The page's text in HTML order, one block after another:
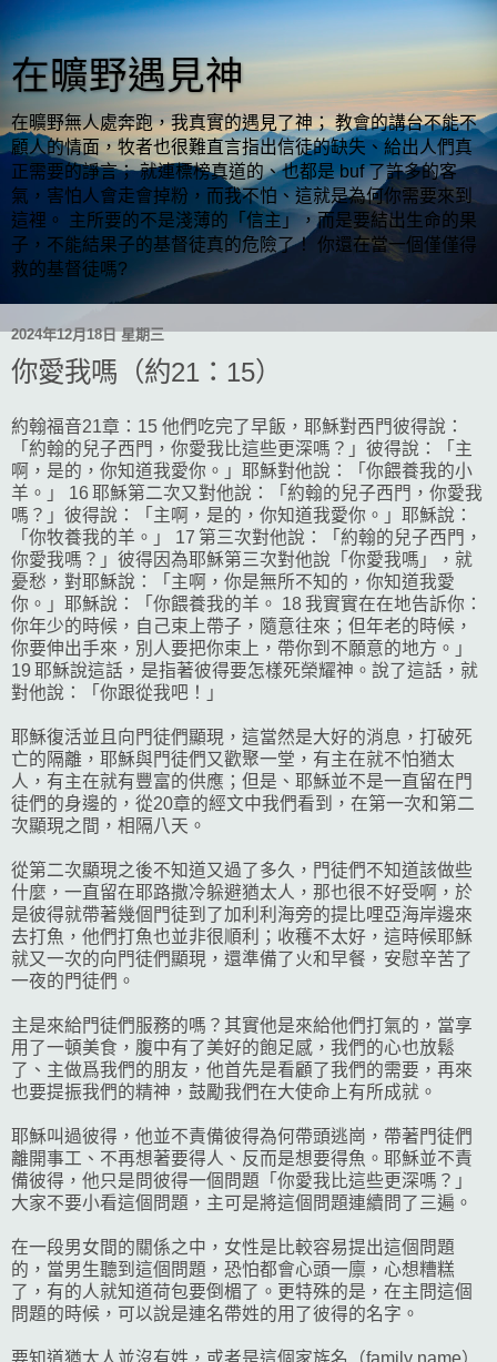
在曠野遇見神
在曠野無人處奔跑，我真實的遇見了神； 教會的講台不能不
顧人的情面，牧者也很難直言指出信徒的缺失、給出人們真
正需要的諍言； 就連標榜真道的、也都是 buf 了許多的客
氣，害怕人會走會掉粉，而我不怕、這就是為何你需要來到
這裡。 主所要的不是淺薄的「信主」，而是要結出生命的果
子，不能結果子的基督徒真的危險了！ 你還在當一個僅僅得
救的基督徒嗎?
2024年12月18日 星期三
你愛我嗎（約21：15）
約翰福音21章：15 他們吃完了早飯，耶穌對西門彼得說：
「約翰的兒子西門，你愛我比這些更深嗎？」彼得說：「主
啊，是的，你知道我愛你。」耶穌對他說：「你餵養我的小
羊。」 16 耶穌第二次又對他說：「約翰的兒子西門，你愛我
嗎？」彼得說：「主啊，是的，你知道我愛你。」耶穌說：
「你牧養我的羊。」 17 第三次對他說：「約翰的兒子西門，
你愛我嗎？」彼得因為耶穌第三次對他說「你愛我嗎」，就
憂愁，對耶穌說：「主啊，你是無所不知的，你知道我愛
你。」耶穌說：「你餵養我的羊。 18 我實實在在地告訴你：
你年少的時候，自己束上帶子，隨意往來；但年老的時候，
你要伸出手來，別人要把你束上，帶你到不願意的地方。」
19 耶穌說這話，是指著彼得要怎樣死榮耀神。說了這話，就
對他說：「你跟從我吧！」
耶穌復活並且向門徒們顯現，這當然是大好的消息，打破死
亡的隔離，耶穌與門徒們又歡聚一堂，有主在就不怕猶太
人，有主在就有豐富的供應；但是、耶穌並不是一直留在門
徒們的身邊的，從20章的經文中我們看到，在第一次和第二
次顯現之間，相隔八天。
從第二次顯現之後不知道又過了多久，門徒們不知道該做些
什麼，一直留在耶路撒冷躲避猶太人，那也很不好受啊，於
是彼得就帶著幾個門徒到了加利利海旁的提比哩亞海岸邊來
去打魚，他們打魚也並非很順利；收穫不太好，這時候耶穌
就又一次的向門徒們顯現，還準備了火和早餐，安慰辛苦了
一夜的門徒們。
主是來給門徒們服務的嗎？其實他是來給他們打氣的，當享
用了一頓美食，腹中有了美好的飽足感，我們的心也放鬆
了、主做爲我們的朋友，他首先是看顧了我們的需要，再來
也要提振我們的精神，鼓勵我們在大使命上有所成就。
耶穌叫過彼得，他並不責備彼得為何帶頭逃崗，帶著門徒們
離開事工、不再想著要得人、反而是想要得魚。耶穌並不責
備彼得，他只是問彼得一個問題「你愛我比這些更深嗎？」
大家不要小看這個問題，主可是將這個問題連續問了三遍。
在一段男女間的關係之中，女性是比較容易提出這個問題
的，當男生聽到這個問題，恐怕都會心頭一廪，心想糟糕
了，有的人就知道荷包要倒楣了。更特殊的是，在主問這個
問題的時候，可以說是連名帶姓的用了彼得的名字。
要知道猶太人並沒有姓，或者是這個家族名（family name）